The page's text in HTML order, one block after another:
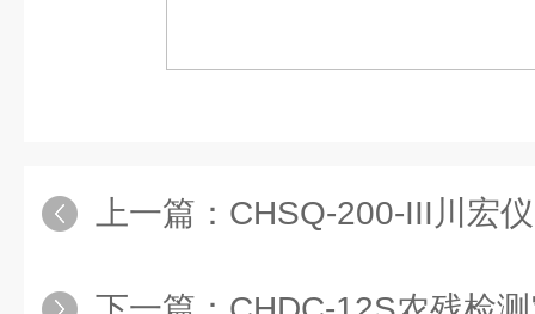
上一篇： CHSQ-200-III川宏仪器国产